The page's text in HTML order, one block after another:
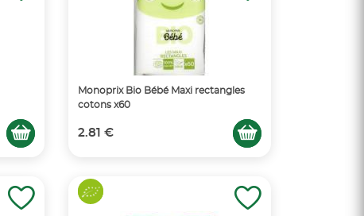
Monoprix Bio Bébé Maxi rectangles
cotons x60
2.81 €